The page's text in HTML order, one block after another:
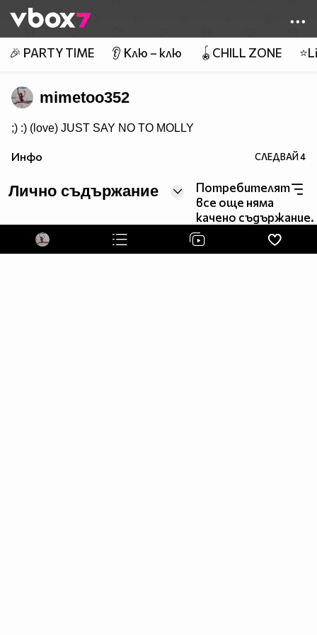
👾
🎉 PARTY TIME 👂 Клю – клю 🪀CHILL ZONE
mimetoo352
;) :) (love) JUST SAY NO TO MOLLY
Инфо СЛЕДВАЙ4
Лично съдържание
Потребителят
все още няма
качено съдържание.